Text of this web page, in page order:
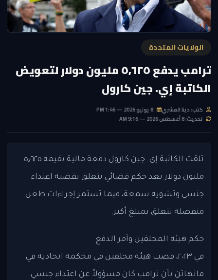
الولايات المتحدة
ترامب يدفع ٥٫٦٢٥ مليون دولار لتعويض
الكاتبة إي. جين كارول
كتب: دينا العشري
تحديث: 8 أغسطس 2026 — 9:16 AM
تلقت الكاتبة إي. جين كارول دفعة مالية بقيمة ٥٫٦٢٥
مليون دولار بعد حكم قضائي يتعلق بقضية اعتداء
جنسي وتشويه سمعة، فيما تستمر إجراءات طعن
منفصلة تتعلق بمبلغ أكبر.
حكم هيئة المحلفين وأمر الدفع
في ٢٠٢٣، قضت هيئة محلفين في محكمة اتحادية في
مانهاتن بأن ترامب كان مسؤولاً عن اعتداء جنسي